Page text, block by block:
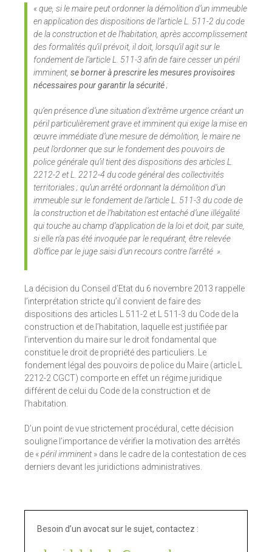
«que, si le maire peut ordonner la démolition d’un immeuble
en application des dispositions de l’article L. 511-2 du code
de la construction et de l’habitation, après accomplissement
des formalités qu’il prévoit, il doit, lorsqu’il agit sur le
fondement de l’article L. 511-3 afin de faire cesser un péril
imminent, se borner à prescrire les mesures provisoires
nécessaires pour garantir la sécurité;
qu’en présence d’une situation d’extrême urgence créant un
péril particulièrement grave et imminent qui exige la mise en
œuvre immédiate d’une mesure de démolition, le maire ne
peut l’ordonner que sur le fondement des pouvoirs de
police générale qu’il tient des dispositions des articles L.
2212-2 et L. 2212-4 du code général des collectivités
territoriales ; qu’un arrêté ordonnant la démolition d’un
immeuble sur le fondement de l’article L. 511-3 du code de
la construction et de l’habitation est entaché d’une illégalité
qui touche au champ d’application de la loi et doit, par suite,
si elle n’a pas été invoquée par le requérant, être relevée
d’office par le juge saisi d’un recours contre l’arrêté ».
La décision du Conseil d’Etat du 6 novembre 2013 rappelle
l’interprétation stricte qu’il convient de faire des
dispositions des articles L 511-2 et L 511-3 du Code de la
construction et de l’habitation, laquelle est justifiée par
l’intervention du maire sur le droit fondamental que
constitue le droit de propriété des particuliers. Le
fondement légal des pouvoirs de police du Maire (article L
2212-2 CGCT) comporte en effet un régime juridique
différent de celui du Code de la construction et de
l’habitation.
D’un point de vue strictement procédural, cette décision
souligne l’importance de vérifier la motivation des arrêtés
de «péril imminent» dans le cadre de la contestation de ces
derniers devant les juridictions administratives.
Besoin d’un avocat sur le sujet, contactez :